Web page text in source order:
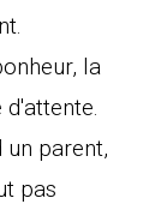
la
parent,
pas